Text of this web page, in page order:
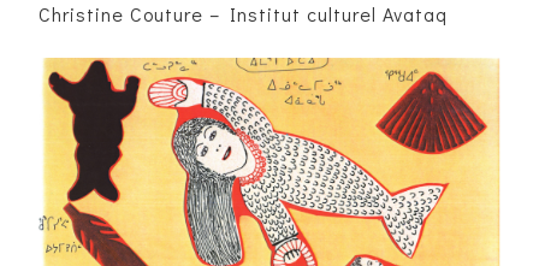
Christine Couture – Institut culturel Avataq